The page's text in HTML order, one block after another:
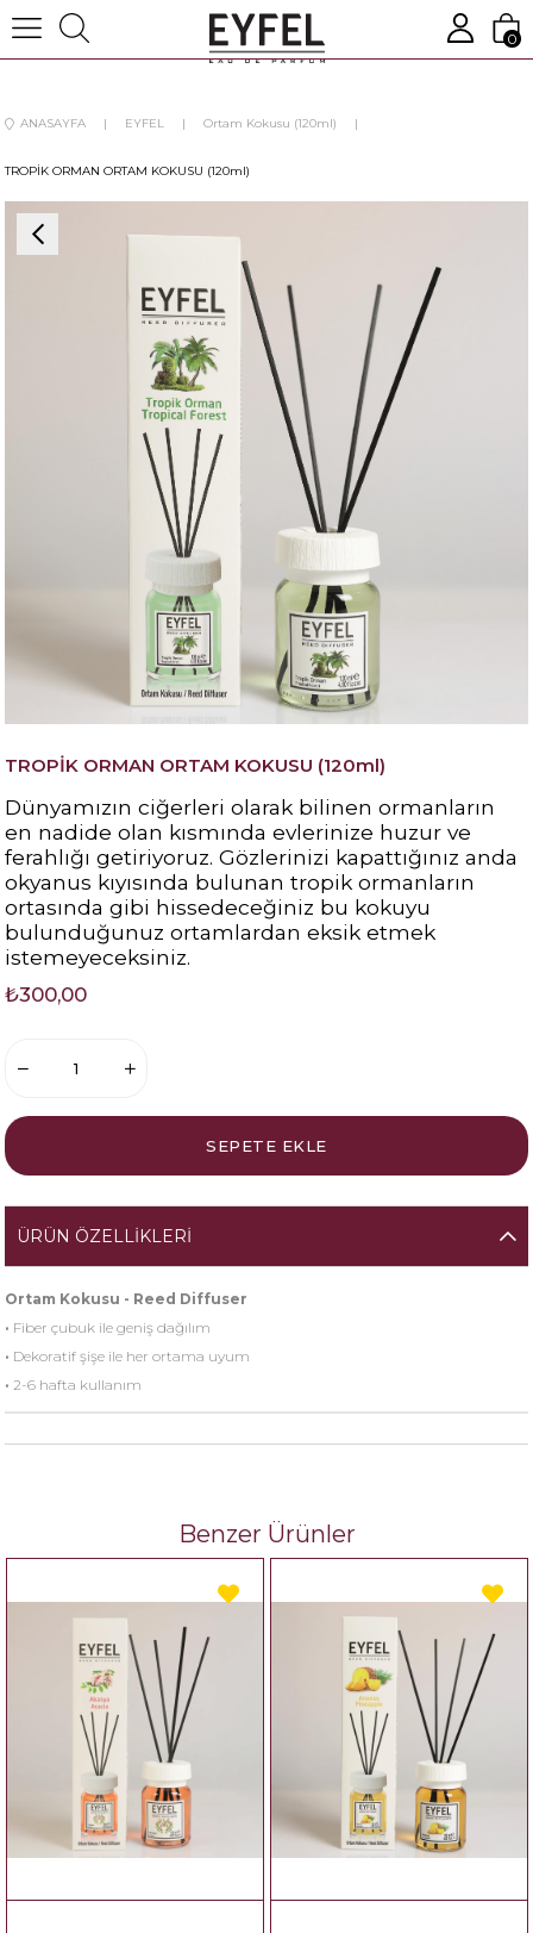
0
ANASAYFA EYFEL Ortam Kokusu (120ml)
TROPİK ORMAN ORTAM KOKUSU (120ml)
TROPİK ORMAN ORTAM KOKUSU (120ml)
Dünyamızın ciğerleri olarak bilinen ormanların
en nadide olan kısmında evlerinize huzur ve
ferahlığı getiriyoruz. Gözlerinizi kapattığınız anda
okyanus kıyısında bulunan tropik ormanların
ortasında gibi hissedeceğiniz bu kokuyu
bulunduğunuz ortamlardan eksik etmek
istemeyeceksiniz.
₺300,00
ÜRÜN ÖZELLIKLERI
Ortam Kokusu - Reed Diffuser
· Fiber çubuk ile geniş dağılım
· Dekoratif şişe ile her ortama uyum
· 2-6 hafta kullanım
Benzer Ürünler